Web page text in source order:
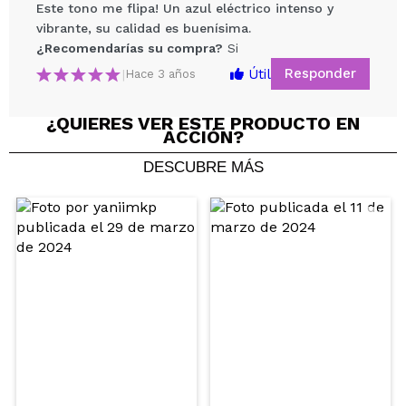
Compartir un vídeo o una foto
¿Recomendarías su compra? Si No
Este tono me flipa! Un azul eléctrico intenso y
vibrante, su calidad es buenísima.
¿Recomendarías su compra? Si
| Hace 3 años Útil Responder
¿QUIERES VER ESTE PRODUCTO EN
ACCIÓN?
DESCUBRE MÁS